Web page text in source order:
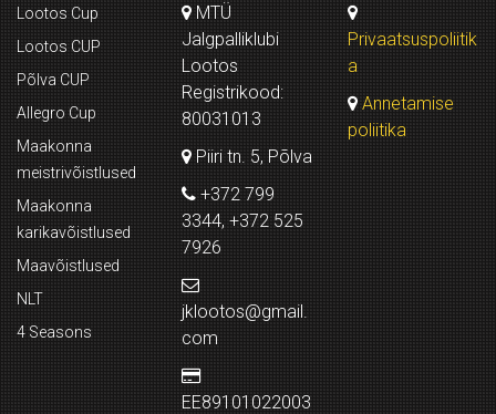
Lootos Cup
Lootos CUP
Põlva CUP
Allegro Cup
Maakonna
meistrivõistlused
Maakonna
karikavõistlused
Maavõistlused
NLT
4 Seasons
MTÜ
Jalgpalliklubi
Lootos
Registrikood:
80031013
Piiri tn. 5, Põlva
+372 799
3344, +372 525
7926
jklootos@gmail.
com
EE89101022003
Privaatsuspoliitik
a
Annetamise
poliitika